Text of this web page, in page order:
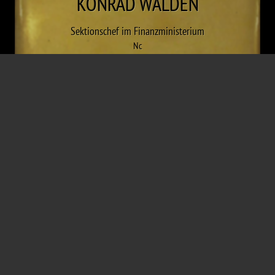
Sektionschef im Finanzministerium
Nc